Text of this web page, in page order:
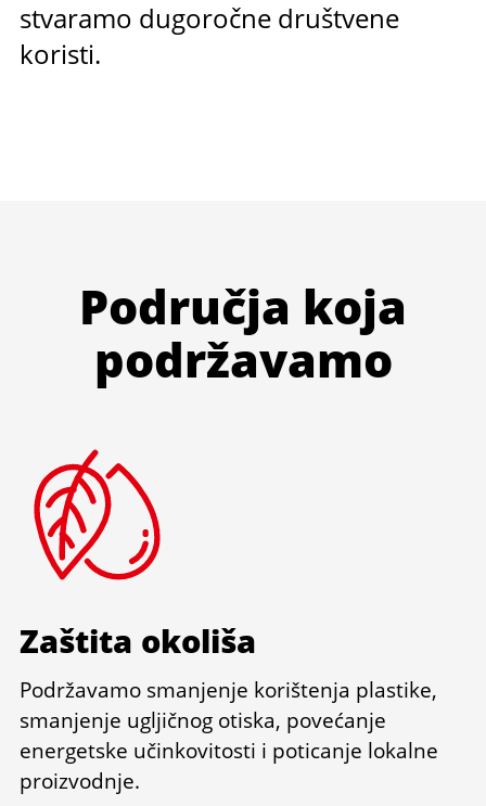
stvaramo dugoročne društvene
koristi.
Područja koja
podržavamo
Zaštita okoliša
Podržavamo smanjenje korištenja plastike,
smanjenje ugljičnog otiska, povećanje
energetske učinkovitosti i poticanje lokalne
proizvodnje.